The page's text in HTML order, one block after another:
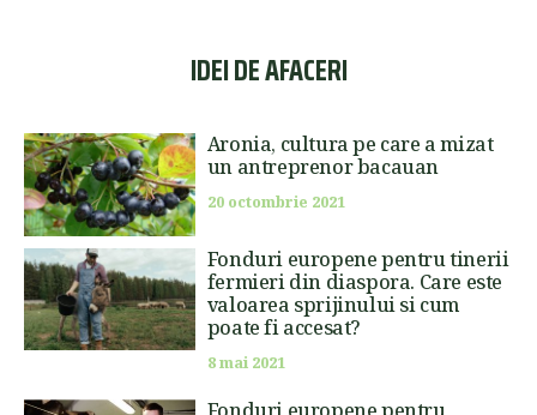
IDEI DE AFACERI
Aronia, cultura pe care a mizat
un antreprenor bacauan
20 octombrie 2021
Fonduri europene pentru tinerii
fermieri din diaspora. Care este
valoarea sprijinului si cum
poate fi accesat?
8 mai 2021